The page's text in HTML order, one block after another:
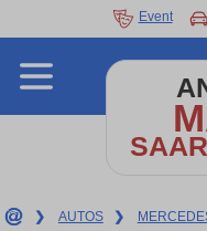
Event
❯ AUTOS ❯